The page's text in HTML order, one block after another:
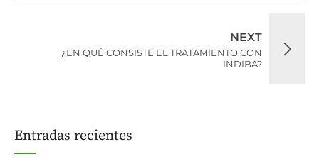
NEXT
¿EN QUÉ CONSISTE EL TRATAMIENTO CON
INDIBA?
Entradas recientes